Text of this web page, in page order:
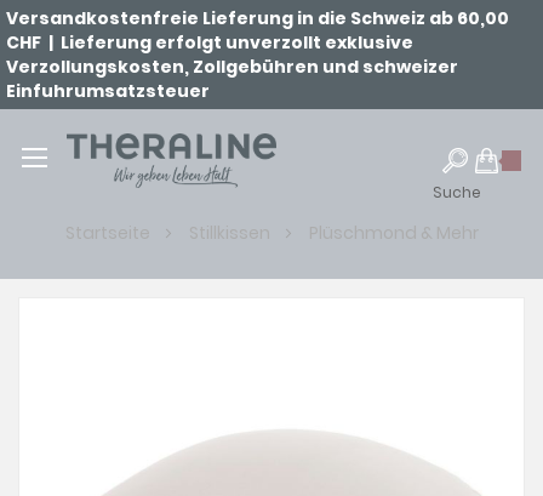
Versandkostenfreie Lieferung in die Schweiz ab 60,00
CHF | Lieferung erfolgt unverzollt exklusive
Verzollungskosten, Zollgebühren und schweizer
Einfuhrumsatzsteuer
Suche
Startseite Stillkissen Plüschmond & Mehr